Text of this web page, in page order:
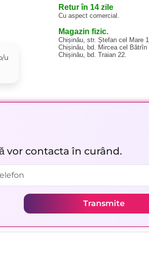
u
Retur în 14 zile
Cu aspect comercial.
Magazin fizic.
Chișinău, str. Ștefan cel Mare
Chișinău, bd. Mircea cel Bătrîn
Chișinău, bd. Traian 22.
vor contacta în curând.
Transmite